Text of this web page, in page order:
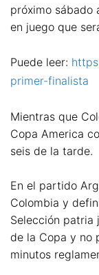
próximo sábado
en juego que
Puede leer:
primer-finalista
Mientras que
Copa America
seis de la tarde.
En el partido
Colombia y
Selección patria
de la Copa y no
minutos